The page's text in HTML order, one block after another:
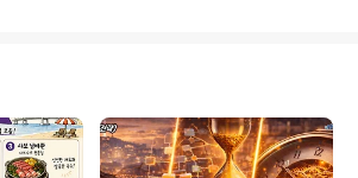
반의 한 해를 되돌아보고 다음
요. 10여년 읽어온 기념으로
오랫동안 읽기만 하고 통찰력
한데요. 그래도 내년도 2022
해보도록 준비해볼 터이오니 믿